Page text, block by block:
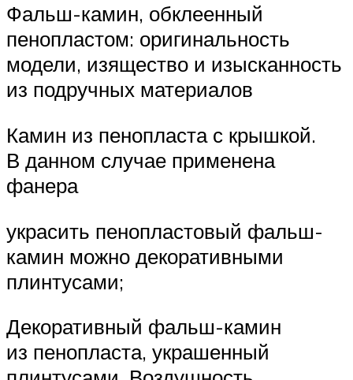
Фальш-камин, обклеенный
пенопластом: оригинальность
модели, изящество и изысканность
из подручных материалов
Камин из пенопласта с крышкой.
В данном случае применена
фанера
украсить пенопластовый фальш-
камин можно декоративными
плинтусами;
Декоративный фальш-камин
из пенопласта, украшенный